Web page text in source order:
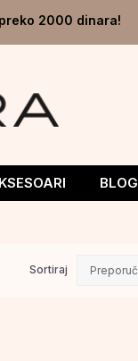
2000 dinara!
BLOG
Sortiraj